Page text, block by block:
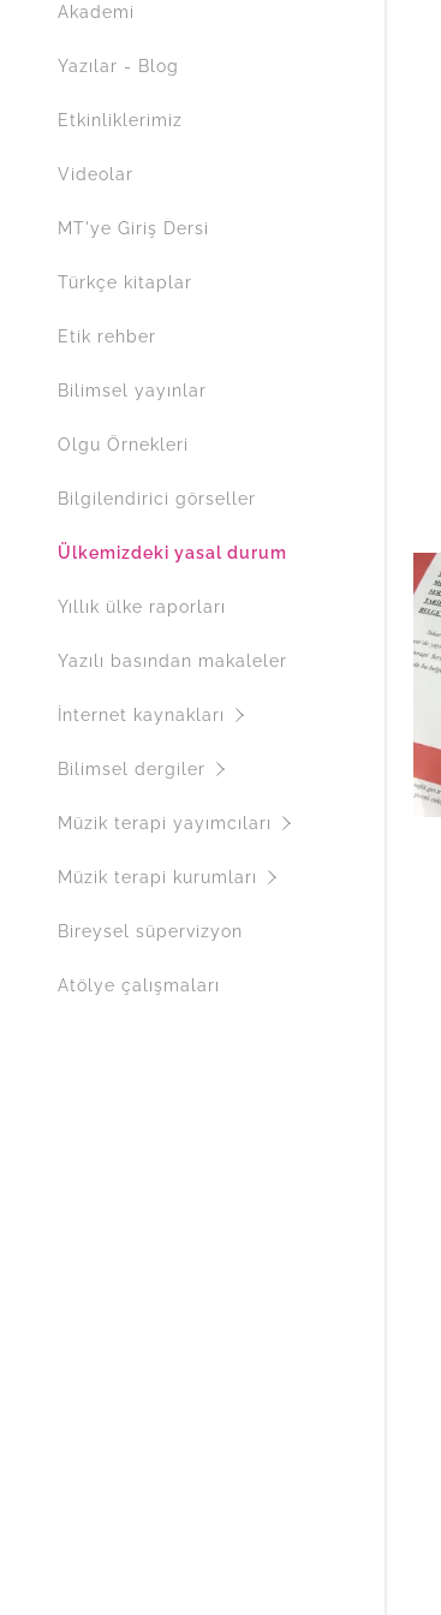
Akademi
Yazılar - Blog
Etkinliklerimiz
Videolar
MT'ye Giriş Dersi
Türkçe kitaplar
Etik rehber
Bilimsel yayınlar
Olgu Örnekleri
Bilgilendirici görseller
Ülkemizdeki yasal durum
Yıllık ülke raporları
Yazılı basından makaleler
İnternet kaynakları
Bilimsel dergiler
Müzik terapi yayımcıları
Müzik terapi kurumları
Bireysel süpervizyon
Atölye çalışmaları